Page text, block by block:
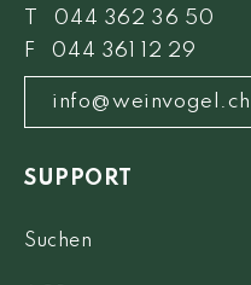
T 044 362 36 50
F 044 361 12 29
info@weinvogel.ch
SUPPORT
Suchen